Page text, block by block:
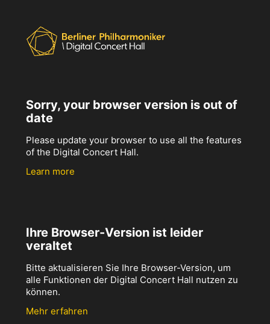
Sorry, your browser version is out of
date
Please update your browser to use all the features
of the Digital Concert Hall.
Learn more
Ihre Browser-Version ist leider
veraltet
Bitte aktualisieren Sie Ihre Browser-Version, um
alle Funktionen der Digital Concert Hall nutzen zu
können.
Mehr erfahren